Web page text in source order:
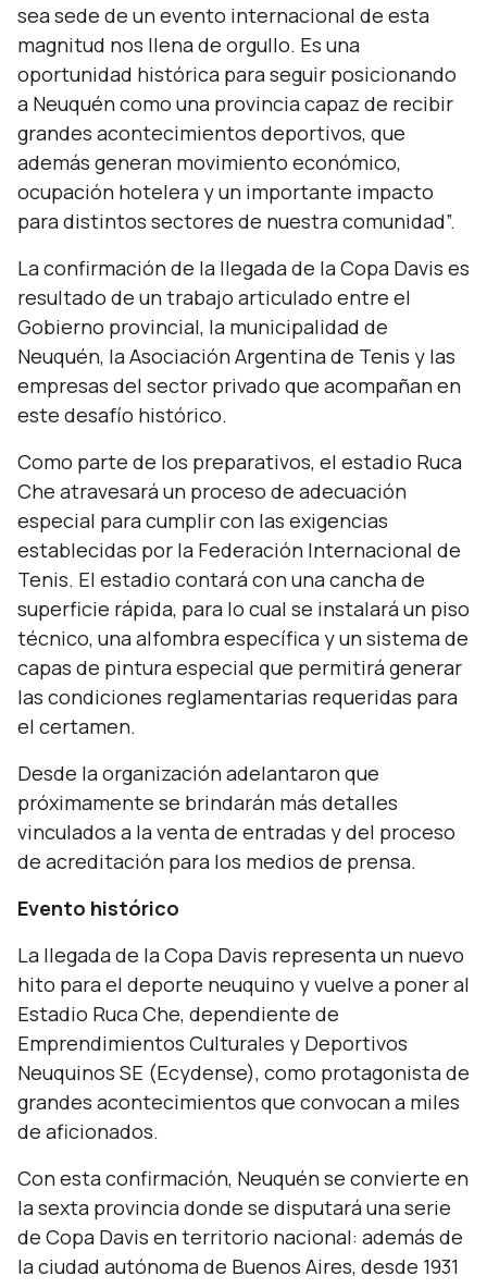
sea sede de un evento internacional de esta
magnitud nos llena de orgullo. Es una
oportunidad histórica para seguir posicionando
a Neuquén como una provincia capaz de recibir
grandes acontecimientos deportivos, que
además generan movimiento económico,
ocupación hotelera y un importante impacto
para distintos sectores de nuestra comunidad”.
La confirmación de la llegada de la Copa Davis es
resultado de un trabajo articulado entre el
Gobierno provincial, la municipalidad de
Neuquén, la Asociación Argentina de Tenis y las
empresas del sector privado que acompañan en
este desafío histórico.
Como parte de los preparativos, el estadio Ruca
Che atravesará un proceso de adecuación
especial para cumplir con las exigencias
establecidas por la Federación Internacional de
Tenis. El estadio contará con una cancha de
superficie rápida, para lo cual se instalará un piso
técnico, una alfombra específica y un sistema de
capas de pintura especial que permitirá generar
las condiciones reglamentarias requeridas para
el certamen.
Desde la organización adelantaron que
próximamente se brindarán más detalles
vinculados a la venta de entradas y del proceso
de acreditación para los medios de prensa.
Evento histórico
La llegada de la Copa Davis representa un nuevo
hito para el deporte neuquino y vuelve a poner al
Estadio Ruca Che, dependiente de
Emprendimientos Culturales y Deportivos
Neuquinos SE (Ecydense), como protagonista de
grandes acontecimientos que convocan a miles
de aficionados.
Con esta confirmación, Neuquén se convierte en
la sexta provincia donde se disputará una serie
de Copa Davis en territorio nacional: además de
la ciudad autónoma de Buenos Aires, desde 1931